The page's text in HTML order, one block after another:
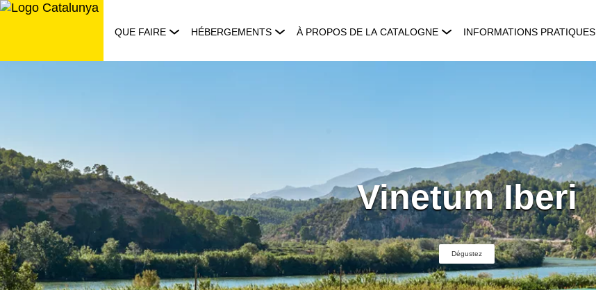
Aller
QUE FAIRE HÉBERGEMENTS À PROPOS DE LA CATALOGNE INFORMATIONS PRATIQUES
Vinetum Iberi
Dégustez